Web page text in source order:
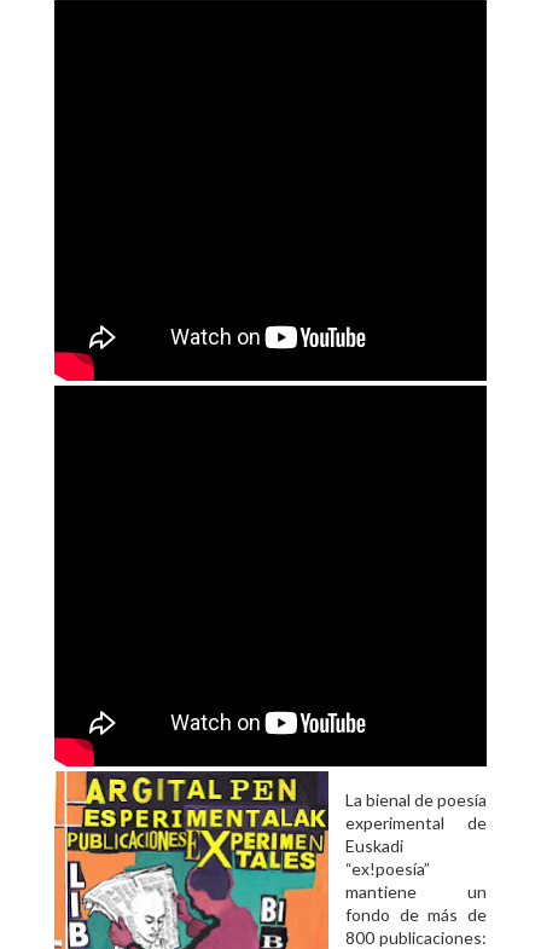
La bienal de poesía
experimental de
Euskadi
“ex!poesía”
mantiene un
fondo de más de
800 publicaciones: